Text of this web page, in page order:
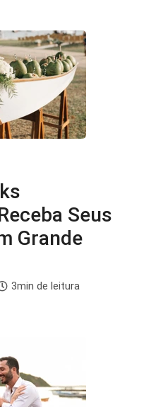
Seus
Grande
3min de leitura